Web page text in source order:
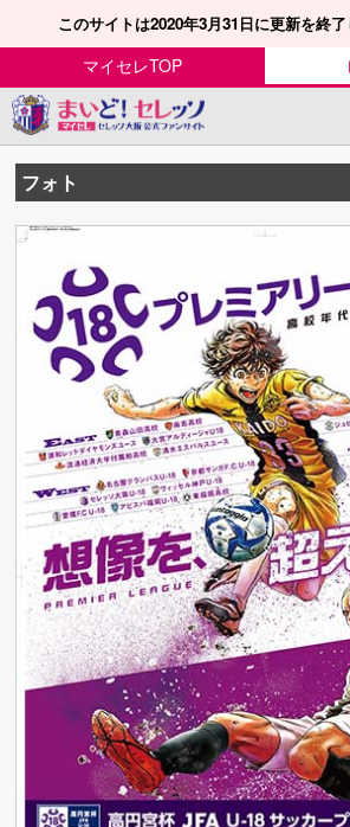
このサイトは2020年3月31日に更新を終了
マイセレTOP
フォト